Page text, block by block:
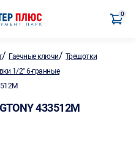
0
/ Гаечные ключи/ Трещотки
1/2" 6-гранные
433512M